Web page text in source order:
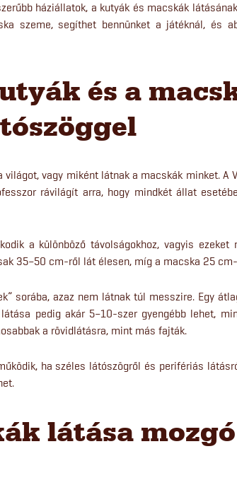
háziállatok, a kutyák és macskák
szeme, segíthet bennünket a játéknál, és
és a
világot, vagy miként látnak a macskák minket. A
rávilágít arra, hogy mindkét állat
a különböző távolságokhoz, vagyis
35–50 cm-ről lát élesen, míg a macska 25
sorába, azaz nem látnak túl messzire. Egy
pedig akár 5–10-szer gyengébb lehet,
a rövidlátásra, mint más fajták.
ha széles látószögről és perifériás
látása